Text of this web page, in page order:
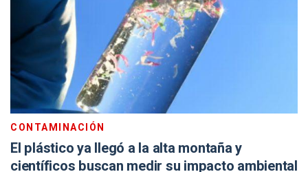
CONTAMINACIÓN
El plástico ya llegó a la alta montaña y
científicos buscan medir su impacto ambiental